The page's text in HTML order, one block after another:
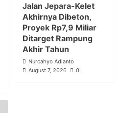
Jalan Jepara-Kelet
Akhirnya Dibeton,
Proyek Rp7,9 Miliar
Ditarget Rampung
Akhir Tahun
Nurcahyo Adianto
August 7, 2026
0